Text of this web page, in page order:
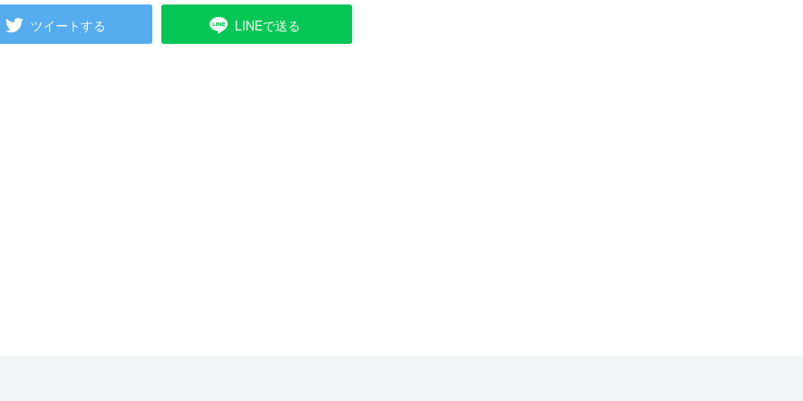
ツイートする LINEで送る